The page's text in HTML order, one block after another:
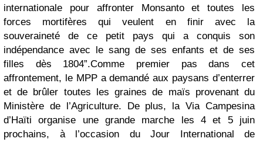
internationale pour affronter Monsanto et toutes les
forces mortifères qui veulent en finir avec la
souveraineté de ce petit pays qui a conquis son
indépendance avec le sang de ses enfants et de ses
filles dès 1804”.Comme premier pas dans cet
affrontement, le MPP a demandé aux paysans d’enterrer
et de brûler toutes les graines de maïs provenant du
Ministère de l’Agriculture. De plus, la Via Campesina
d’Haïti organise une grande marche les 4 et 5 juin
prochains, à l’occasion du Jour International de